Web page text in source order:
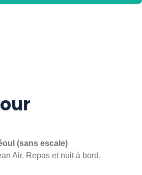
(sans escale)
Air. Repas et nuit à bord.